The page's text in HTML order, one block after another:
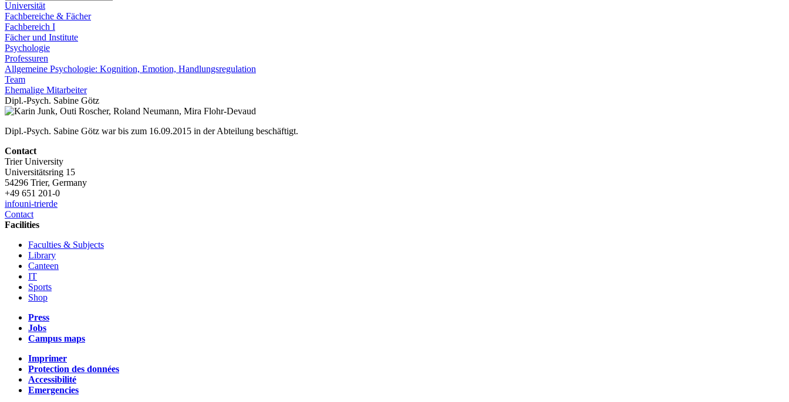
Universität
Fachbereiche & Fächer
Fachbereich I
Fächer und Institute
Psychologie
Professuren
Allgemeine Psychologie: Kognition, Emotion, Handlungsregulation
Team
Ehemalige Mitarbeiter
Dipl.-Psych. Sabine Götz
Dipl.-Psych. Sabine Götz war bis zum 16.09.2015 in der Abteilung beschäftigt.
Contact
Trier University
Universitätsring 15
54296 Trier, Germany
+49 651 201-0
infouni-trierde
Contact
Facilities
Faculties & Subjects
Library
Canteen
IT
Sports
Shop
Press
Jobs
Campus maps
Imprimer
Protection des données
Accessibilité
Emergencies